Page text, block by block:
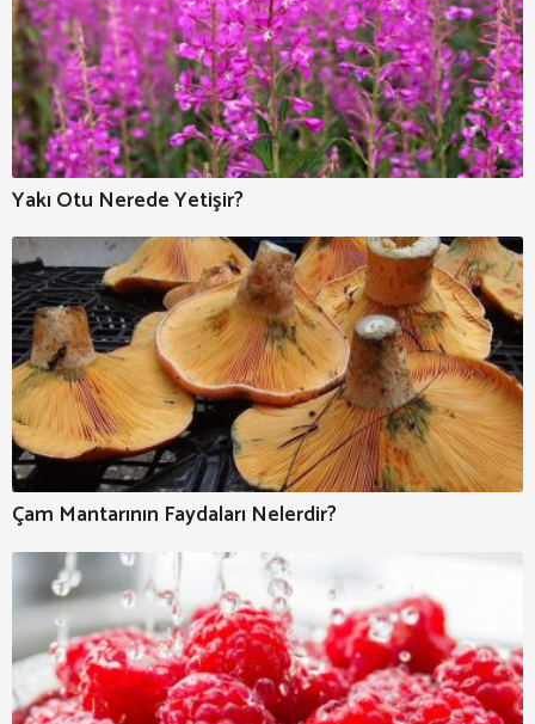
Yakı Otu Nerede Yetişir?
Çam Mantarının Faydaları Nelerdir?